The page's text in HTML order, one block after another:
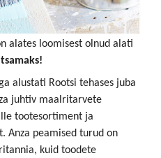
alates loomisest olnud alati
alustati Rootsi tehases juba
juhtiv maalritarvete
tootesortiment ja
Anza peamised turud on
kuid toodete